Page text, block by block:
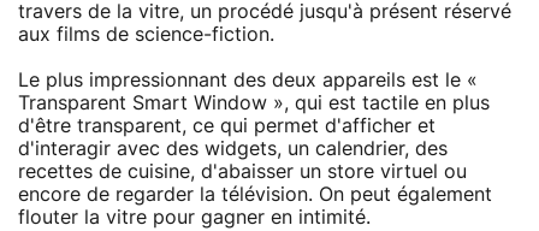
travers de la vitre, un procédé jusqu'à présent réservé
aux films de science-fiction.
Le plus impressionnant des deux appareils est le «
Transparent Smart Window », qui est tactile en plus
d'être transparent, ce qui permet d'afficher et
d'interagir avec des widgets, un calendrier, des
recettes de cuisine, d'abaisser un store virtuel ou
encore de regarder la télévision. On peut également
flouter la vitre pour gagner en intimité.